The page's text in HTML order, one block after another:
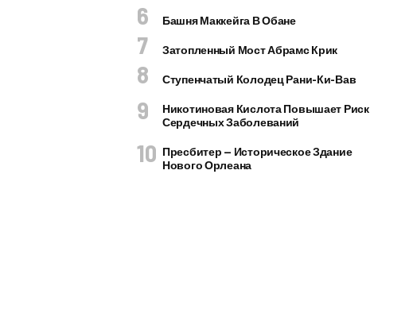
Башня Маккейга В Обане
Затопленный Мост Абрамс Крик
Ступенчатый Колодец Рани-Ки-Вав
Никотиновая Кислота Повышает Риск
Сердечных Заболеваний
Пресбитер — Историческое Здание
Нового Орлеана